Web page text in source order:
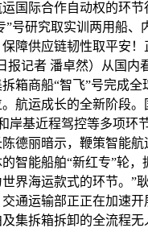
际合作自动权的环
研究取实训两用船、
供应链韧性取平安
记者 潘卓然）从国
商船“智飞”号完成
航运成长的全新阶段
基近程驾控等多项
德丽暗示，鞭策智能
能船舶“新红专”轮
界海运款式的环节。
运输部正正在加速
拆箱拆卸的全流程